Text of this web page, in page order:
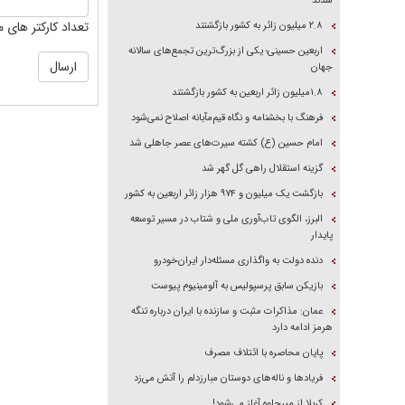
تعداد کارکتر های
۲.۸ میلیون زائر به کشور بازگشتند
اربعین حسینی؛ یکی از بزرگ‌ترین تجمع‌های سالانه
جهان
۱.۸میلیون زائر اربعین به کشور بازگشتند
فرهنگ با بخشنامه و نگاه قیم‌مآبانه اصلاح نمی‌شود
امام حسین (ع) کشته سیرت‌های عصر جاهلی شد
گزینه استقلال راهی گل گهر شد
بازگشت یک میلیون و ۹۷۴ هزار زائر اربعین به کشور
البرز، الگوی تاب‌آوری ملی و شتاب در مسیر توسعه
پایدار
دنده دولت به واگذاری مسئله‌دار ایران‌خودرو
بازیکن سابق پرسپولیس به آلومینیوم پیوست
عمان: مذاکرات مثبت و سازنده با ایران درباره تنگه
هرمز ادامه دارد
پایان محاصره با ائتلاف مصرف
فریاد‌ها و ناله‌های دوستان مبارزدلم را آتش می‌زد